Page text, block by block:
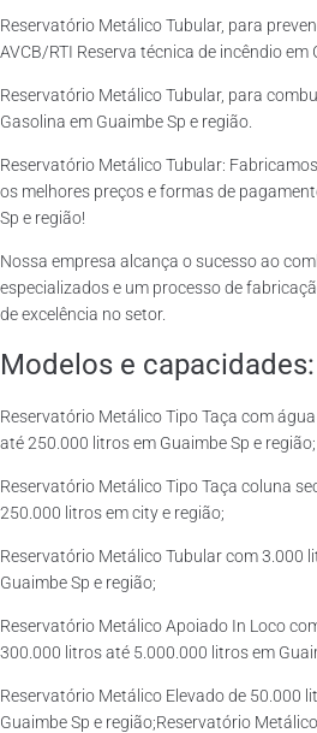
Reservatório Metálico Tubular, para
AVCB/RTI Reserva técnica de incêndio em
Reservatório Metálico Tubular, para
Gasolina em Guaimbe Sp e região.
Reservatório Metálico Tubular:
os melhores preços e formas de
Sp e região!
Nossa empresa alcança o sucesso ao
especializados e um processo de
de excelência no setor.
Modelos e capacidades:
Reservatório Metálico Tipo Taça com
até 250.000 litros em Guaimbe Sp e região;
Reservatório Metálico Tipo Taça coluna
250.000 litros em city e região;
Reservatório Metálico Tubular com 3.000
Guaimbe Sp e região;
Reservatório Metálico Apoiado In Loco
300.000 litros até 5.000.000 litros em
Reservatório Metálico Elevado de 50.000
Guaimbe Sp e região;Reservatório